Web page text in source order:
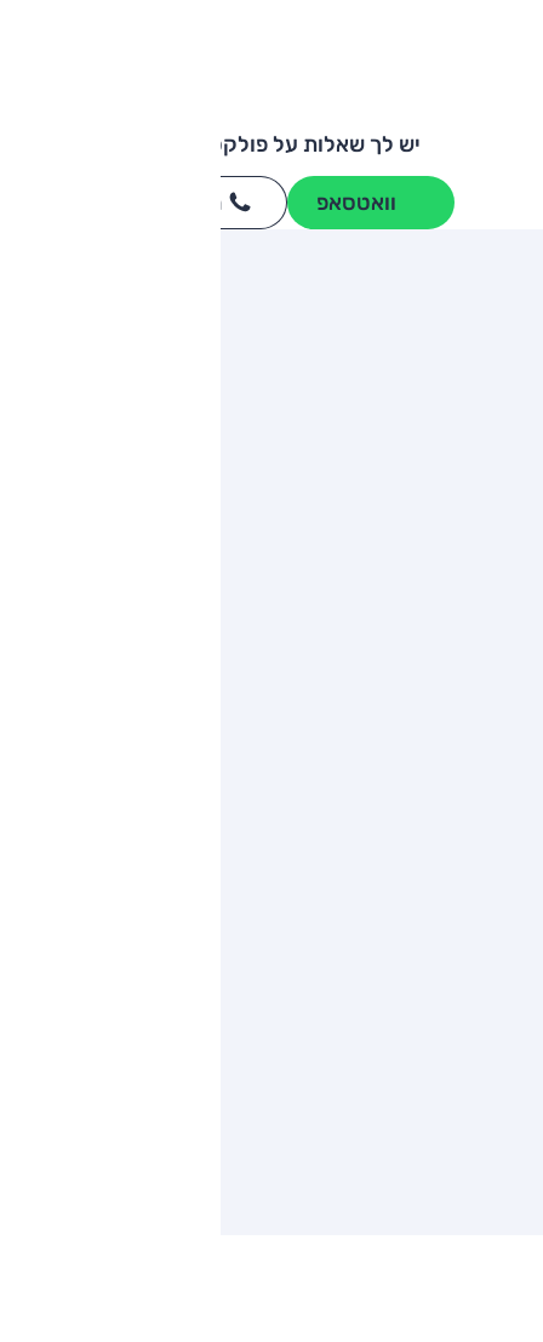
יש לך שאלות על פולקסווגן גולף?
וואטסאפ חייגו
מותגים מתחרים